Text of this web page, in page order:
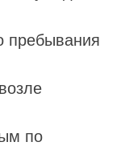
пребывания
по